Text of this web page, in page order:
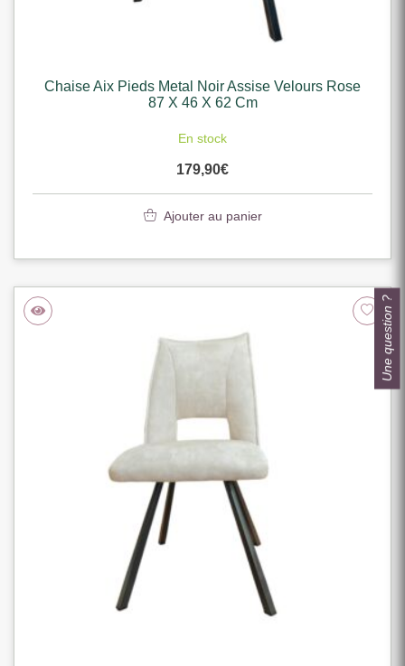
Chaise Aix Pieds Metal Noir Assise Velours Rose
87 X 46 X 62 Cm
En stock
179,90€
Ajouter au panier
Une question ?